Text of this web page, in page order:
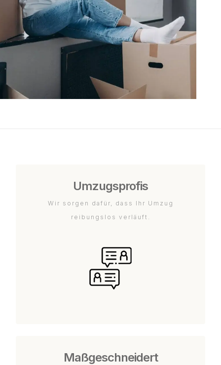
Umzugsprofis
Wir sorgen dafür, dass Ihr Umzug
reibungslos verläuft.
Maßgeschneidert